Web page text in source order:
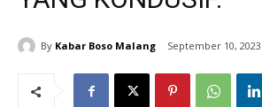
By Kabar Boso Malang September 10, 2023